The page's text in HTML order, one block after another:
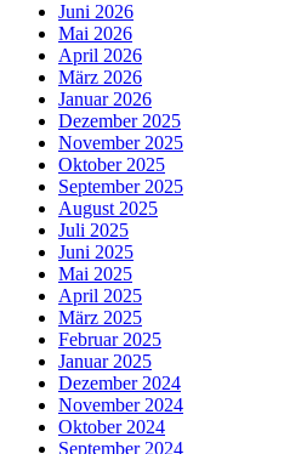
Juni 2026
Mai 2026
April 2026
März 2026
Januar 2026
Dezember 2025
November 2025
Oktober 2025
September 2025
August 2025
Juli 2025
Juni 2025
Mai 2025
April 2025
März 2025
Februar 2025
Januar 2025
Dezember 2024
November 2024
Oktober 2024
September 2024